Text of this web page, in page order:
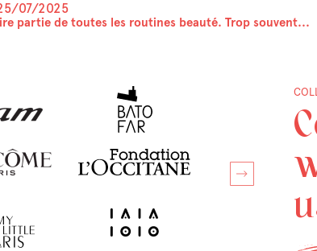
07/2025
partie de toutes les routines beauté. Trop souvent...